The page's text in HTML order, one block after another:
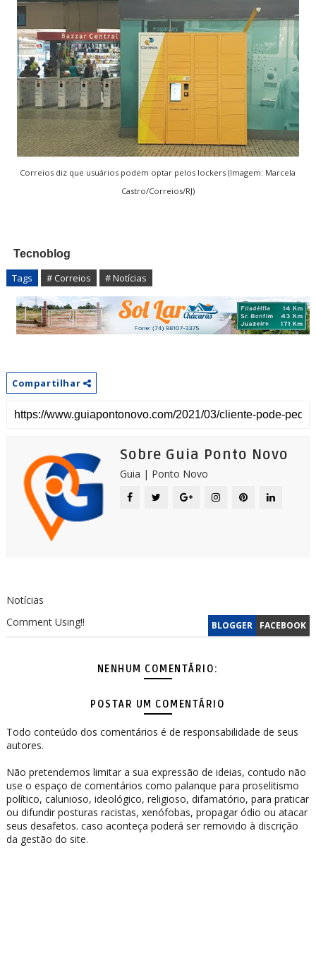
Correios diz que usuários podem optar pelos lockers (Imagem: Marcela
Castro/Correios/RJ)
Tecnoblog
Tags # Correios # Notícias
Compartilhar
Sobre Guia Ponto Novo
Guia | Ponto Novo
Notícias
BLOGGER FACEBOOK
Comment Using!!
NENHUM COMENTÁRIO:
POSTAR UM COMENTÁRIO
Todo conteúdo dos comentários é de responsabilidade de seus
autores.
Não pretendemos limitar a sua expressão de ideias, contudo não
use o espaço de comentários como palanque para proselitismo
político, calunioso, ideológico, religioso, difamatório, para praticar
ou difundir posturas racistas, xenófobas, propagar ódio ou atacar
seus desafetos. caso aconteça poderá ser removido à discrição
da gestão do site.